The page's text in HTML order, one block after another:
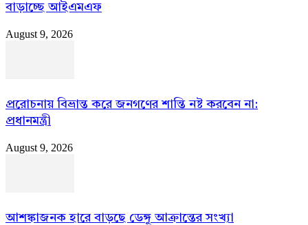
বাড়াচ্ছে আইএমএফ
August 9, 2026
প্ররোচনায় বিভ্রান্ত করে জনগণের শান্তি নষ্ট করবেন না:
প্রধানমন্ত্রী
August 9, 2026
আশঙ্কাজনক হারে বাড়ছে ডেঙ্গু আক্রান্তের সংখ্যা